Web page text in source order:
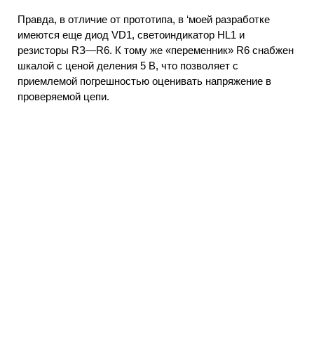
Правда, в отличие от прототипа, в ‘моей разработке
имеются еще диод VD1, светоиндикатор HL1 и
резисторы RЗ—R6. К тому же «переменник» R6 снабжен
шкалой с ценой деления 5 В, что позволяет с
приемлемой погрешностью оценивать напряжение в
проверяемой цепи.